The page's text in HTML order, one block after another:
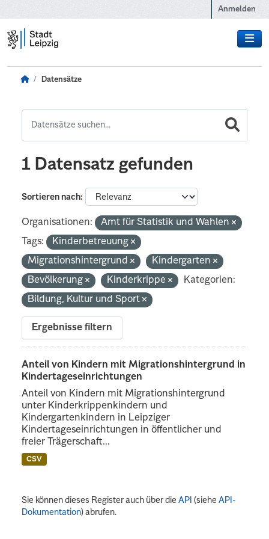
Anmelden
Datensätze
1 Datensatz gefunden
Sortieren nach
Organisationen:
Amt für Statistik und Wahlen
Tags:
Kinderbetreuung
Migrationshintergrund
Kindergarten
Bevölkerung
Kinderkrippe
Kategorien:
Bildung, Kultur und Sport
Ergebnisse filtern
Anteil von Kindern mit Migrationshintergrund in
Kindertageseinrichtungen
Anteil von Kindern mit Migrationshintergrund
unter Kinderkrippenkindern und
Kindergartenkindern in Leipziger
Kindertageseinrichtungen in öffentlicher und
freier Trägerschaft...
CSV
Sie können dieses Register auch über dieAPI (sieheAPI-
Dokumentation) abrufen.